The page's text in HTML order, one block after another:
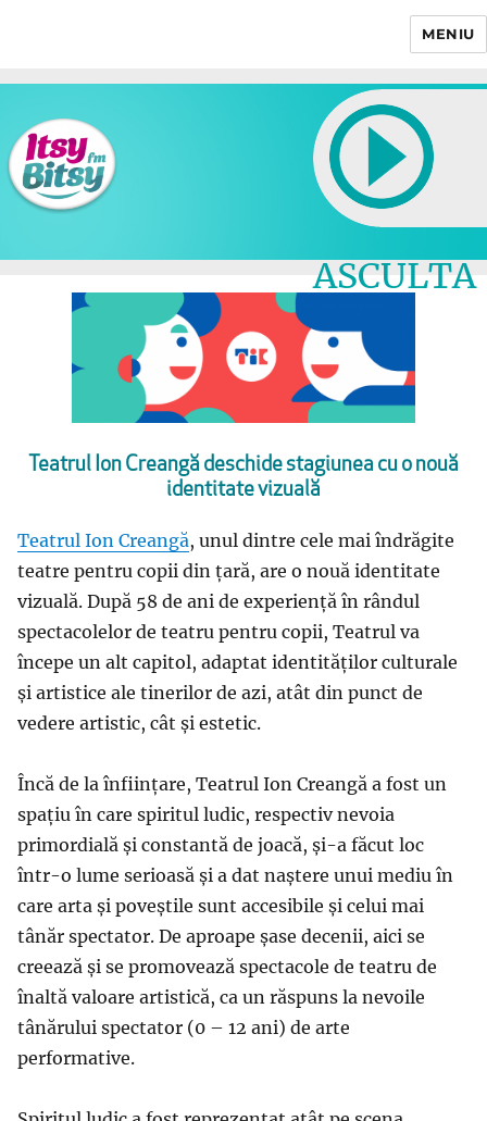
MENIU
ASCULTA
Teatrul Ion Creangă deschide stagiunea cu o nouă
identitate vizuală
Teatrul Ion Creangă, unul dintre cele mai îndrăgite
teatre pentru copii din țară, are o nouă identitate
vizuală. După 58 de ani de experiență în rândul
spectacolelor de teatru pentru copii, Teatrul va
începe un alt capitol, adaptat identităților culturale
și artistice ale tinerilor de azi, atât din punct de
vedere artistic, cât și estetic.
Încă de la înființare, Teatrul Ion Creangă a fost un
spațiu în care spiritul ludic, respectiv nevoia
primordială și constantă de joacă, și-a făcut loc
într-o lume serioasă și a dat naștere unui mediu în
care arta și poveștile sunt accesibile și celui mai
tânăr spectator. De aproape șase decenii, aici se
creează și se promovează spectacole de teatru de
înaltă valoare artistică, ca un răspuns la nevoile
tânărului spectator (0 – 12 ani) de arte
performative.